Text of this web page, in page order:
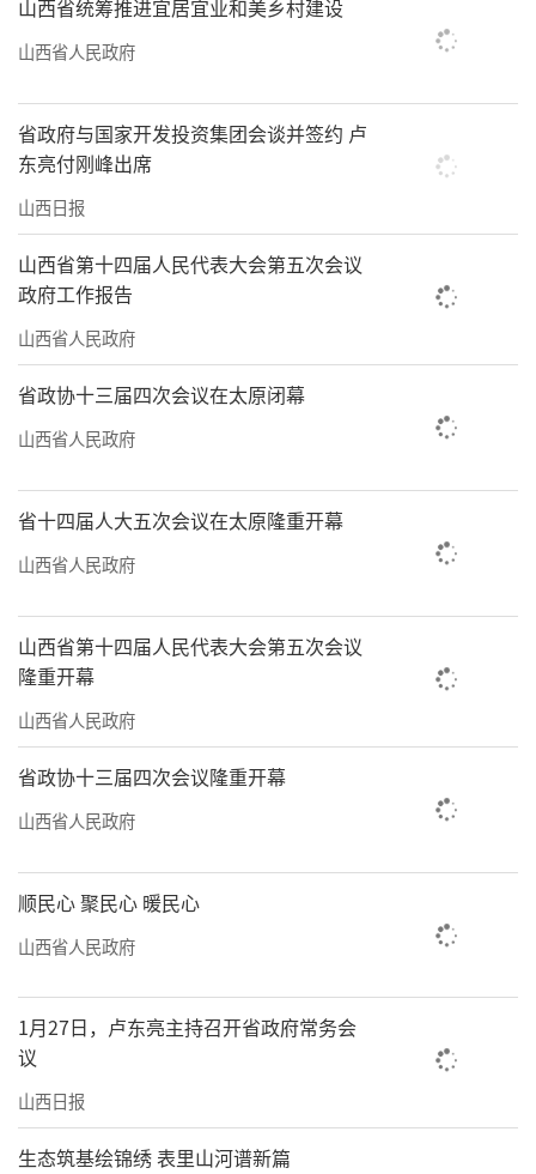
山西省统筹推进宜居宜业和美乡村建设
山西省人民政府
省政府与国家开发投资集团会谈并签约 卢
东亮付刚峰出席
山西日报
山西省第十四届人民代表大会第五次会议
政府工作报告
山西省人民政府
省政协十三届四次会议在太原闭幕
山西省人民政府
省十四届人大五次会议在太原隆重开幕
山西省人民政府
山西省第十四届人民代表大会第五次会议
隆重开幕
山西省人民政府
省政协十三届四次会议隆重开幕
山西省人民政府
顺民心 聚民心 暖民心
山西省人民政府
1月27日，卢东亮主持召开省政府常务会
议
山西日报
生态筑基绘锦绣 表里山河谱新篇